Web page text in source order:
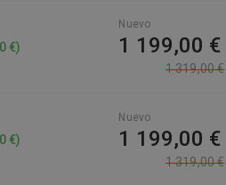
€)
Nuevo
1 199,00 €
1 319,00 €
€)
Nuevo
1 199,00 €
1 319,00 €